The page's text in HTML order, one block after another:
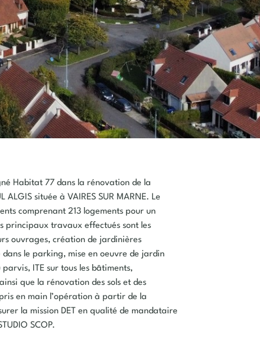
Habitat 77 dans la rénovation de la
ALGIS située à VAIRES SUR MARNE. Le
comprenant 213 logements pour un
principaux travaux effectués sont les
ouvrages, création de jardinières
le parking, mise en oeuvre de jardin
ITE sur tous les bâtiments,
que la rénovation des sols et des
en main l’opération à partir de la
la mission DET en qualité de mandataire
SCOP.